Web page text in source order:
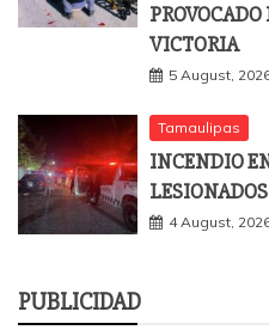
VICTORIA
5 August,
Tamaulipas
INCENDIO
4 August,
PUBLICIDAD